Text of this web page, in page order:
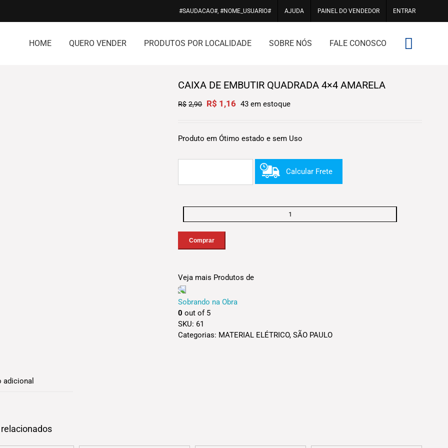
#SAUDACAO#, #NOME_USUARIO# AJUDA PAINEL DO VENDEDOR ENTRAR
HOME QUERO VENDER PRODUTOS POR LOCALIDADE SOBRE NÓS FALE CONOSCO
CAIXA DE EMBUTIR QUADRADA 4×4 AMARELA
R$ 2,90 Original
R$2,90.
R$ 1,16Current
R$1,16.
43 em estoque
Produto em Ótimo estado e sem Uso
Calcular Frete
Caixa
Comprar
Veja mais Produtos de
Sobrando na Obra
0 out of 5
SKU: 61
Categorias: MATERIAL ELÉTRICO,SÃO PAULO
adicional